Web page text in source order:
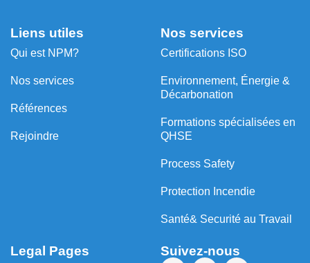
Liens utiles
Qui est NPM?
Nos services
Références
Rejoindre
Nos services
Certifications ISO
Environnement, Énergie &
Décarbonation
⁠Formations spécialisées en
QHSE
Process Safety
Protection Incendie
Santé& Securité au Travail
Legal Pages Suivez-nous